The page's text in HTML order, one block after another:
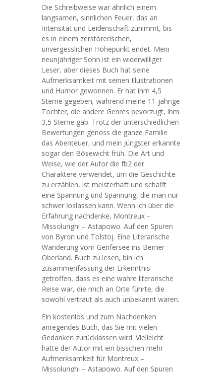
Die Schreibweise war ähnlich einem
langsamen, sinnlichen Feuer, das an
Intensität und Leidenschaft zunimmt, bis
es in einem zerstörerischen,
unvergesslichen Höhepunkt endet. Mein
neunjähriger Sohn ist ein widerwilliger
Leser, aber dieses Buch hat seine
Aufmerksamkeit mit seinen Illustrationen
und Humor gewonnen. Er hat ihm 4,5
Sterne gegeben, während meine 11-jährige
Tochter, die andere Genres bevorzugt, ihm
3,5 Sterne gab. Trotz der unterschiedlichen
Bewertungen genoss die ganze Familie
das Abenteuer, und mein Jüngster erkannte
sogar den Bösewicht früh. Die Art und
Weise, wie der Autor die fb2 der
Charaktere verwendet, um die Geschichte
zu erzählen, ist meisterhaft und schafft
eine Spannung und Spannung, die man nur
schwer loslassen kann. Wenn ich über die
Erfahrung nachdenke, Montreux –
Missolunghi – Astapowo. Auf den Spuren
von Byron und Tolstoj. Eine Literarische
Wanderung vom Genfersee ins Berner
Oberland. Buch zu lesen, bin ich
zusammenfassung der Erkenntnis
getroffen, dass es eine wahre literarische
Reise war, die mich an Orte führte, die
sowohl vertraut als auch unbekannt waren.
Ein kostenlos und zum Nachdenken
anregendes Buch, das Sie mit vielen
Gedanken zurücklassen wird. Vielleicht
hätte der Autor mit ein bisschen mehr
Aufmerksamkeit für Montreux –
Missolunghi – Astapowo. Auf den Spuren